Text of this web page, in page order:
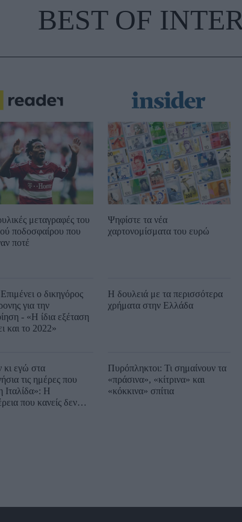
BEST OF
μεταγραφές του
ποδοσφαίρου που
ποτέ
ο δικηγόρος
για την
- «Η ίδια εξέταση
και το 2022»
εγώ στα
τις ημέρες που
Ιταλίδα»: Η
που κανείς δεν
Ψηφίστε τα νέα
χαρτονομίσματα του ευρώ
Η δουλειά με τα περισσότερα
χρήματα στην Ελλάδα
Πυρόπληκτοι: Τι σημαίνουν τα
«πράσινα», «κίτρινα» και
«κόκκινα» σπίτια